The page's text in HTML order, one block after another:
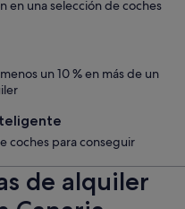
en una selección de coches
un 10 % en más de un
coches para conseguir
de alquiler